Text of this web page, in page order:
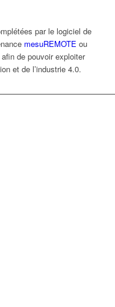
par le logiciel de
mesuREMOTE ou
de pouvoir exploiter
et de l’industrie 4.0.